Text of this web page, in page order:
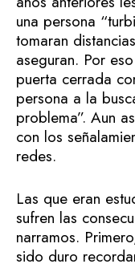
una persona
tomaran
aseguran. Por
puerta cerrada
persona a la
problema”. Aun
con los
redes.
Las que eran
sufren las
narramos.
sido duro